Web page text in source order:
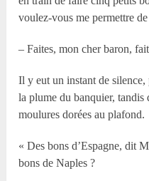
voulez-vous me permettre
– Faites, mon cher baron,
Il y eut un instant de
la plume du banquier,
moulures dorées au plafond.
« Des bons d’Espagne, dit
bons de Naples ?